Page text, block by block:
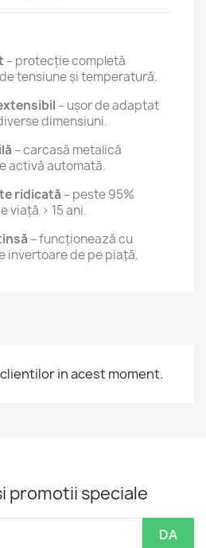
– protecție completă
tensiune și temperatură.
– ușor de adaptat
dimensiuni.
– carcasă metalică
activă automată.
ridicată – peste 95%
viață > 15 ani.
– funcționează cu
invertoare de pe piață.
in acest moment.
promotii speciale